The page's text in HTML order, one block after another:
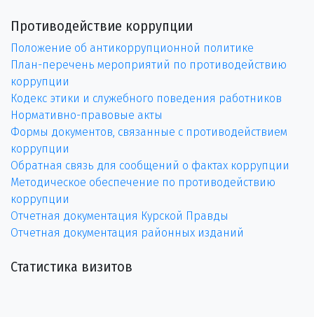
Противодействие коррупции
Положение об антикоррупционной политике
План-перечень мероприятий по противодействию
коррупции
Кодекс этики и служебного поведения работников
Нормативно-правовые акты
Формы документов, связанные с противодействием
коррупции
Обратная связь для сообщений о фактах коррупции
Методическое обеспечение по противодействию
коррупции
Отчетная документация Курской Правды
Отчетная документация районных изданий
Статистика визитов